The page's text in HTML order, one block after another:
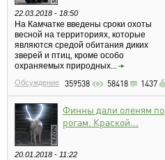
22.03.2018 - 18:50
На Камчатке введены сроки охоты
весной на территориях, которые
являются средой обитания диких
зверей и птиц, кроме особо
охраняемых природных...
Обсуждение 359538 58418 1437
Финны дали оленям по
рогам. Краской...
20.01.2018 - 11:22